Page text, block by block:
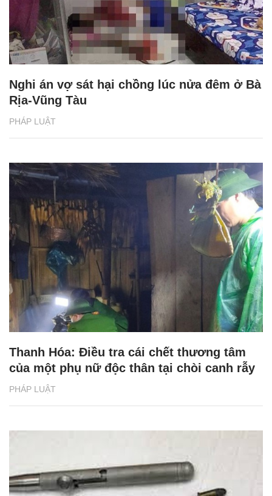
PHÁP LUẬT
Nghi án vợ sát hại chồng lúc nửa đêm ở Bà
Rịa-Vũng Tàu
PHÁP LUẬT
Thanh Hóa: Điều tra cái chết thương tâm
của một phụ nữ độc thân tại chòi canh rẫy